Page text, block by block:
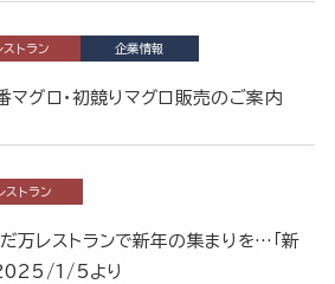
ストラン 企業情報
グロ・初競りマグロ販売のご案内
レストラン
レストランで新年の集まりを…「新
1/5より